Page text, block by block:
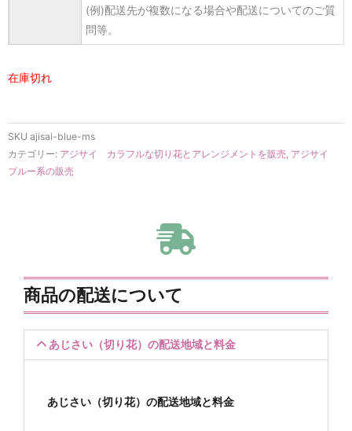
(例)配送先が複数になる場合や配送についてのご質
問等。
在庫切れ
SKU ajisai-blue-ms
カテゴリー: アジサイ カラフルな切り花とアレンジメントを販売 アジサイ
ブルー系の販売
商品の配送について
あじさい（切り花）の配送地域と料金
あじさい（切り花）の配送地域と料金